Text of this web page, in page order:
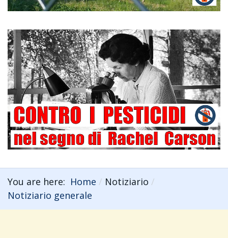
You are here: Home
Notiziario
Notiziario generale